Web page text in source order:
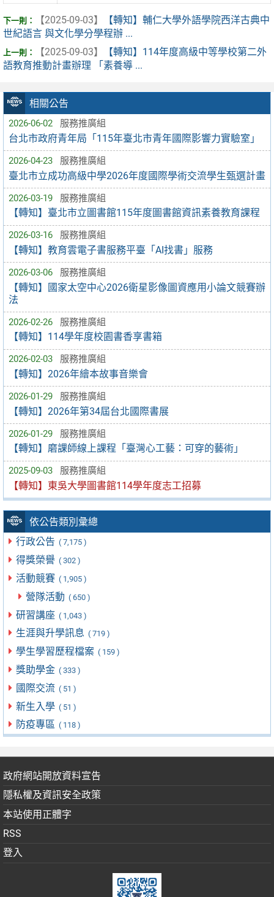
相關公告
2026-06-02 服務推廣組
台北市政府青年局「115年臺北市青年國際影響力實驗室」
2026-04-23 服務推廣組
臺北市立成功高級中學2026年度國際學術交流學生甄選計畫
2026-03-19 服務推廣組
【轉知】臺北市立圖書館115年度圖書館資訊素養教育課程
2026-03-16 服務推廣組
【轉知】教育雲電子書服務平臺「AI找書」服務
2026-03-06 服務推廣組
【轉知】國家太空中心2026衛星影像圖資應用小論文競賽辦
法
2026-02-26 服務推廣組
【轉知】114學年度校園書香享書箱
2026-02-03 服務推廣組
【轉知】2026年繪本故事音樂會
2026-01-29 服務推廣組
【轉知】2026年第34屆台北國際書展
2026-01-29 服務推廣組
【轉知】磨課師線上課程「臺灣心工藝：可穿的藝術」
2025-09-03 服務推廣組
【轉知】東吳大學圖書館114學年度志工招募
依公告類別彙總
行政公告 ( 7,175 )
得獎榮譽 ( 302 )
活動競賽 ( 1,905 )
營隊活動 ( 650 )
研習講座 ( 1,043 )
生涯與升學訊息 ( 719 )
學生學習歷程檔案 ( 159 )
獎助學金 ( 333 )
國際交流 ( 51 )
新生入學 ( 51 )
防疫專區 ( 118 )
【2025-09-03】
【轉知】輔仁大學外語學院西洋古典中
世紀語言 與文化學分學程辦 ...
【2025-09-03】
【轉知】114年度高級中等學校第二外
語教育推動計畫辦理 「素養導 ...
政府網站開放資料宣告
隱私權及資訊安全政策
本站使用正體字
RSS
登入